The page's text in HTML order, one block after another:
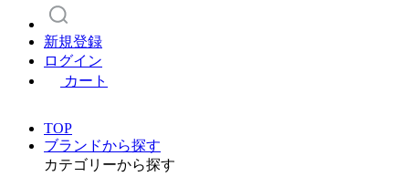
新規登録
ログイン
カート
TOP
ブランドから探す
カテゴリーから探す